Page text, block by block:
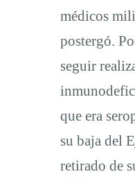
con
Vih
una
médicos
postergó.
seguir
que era
su baja del
retirado de